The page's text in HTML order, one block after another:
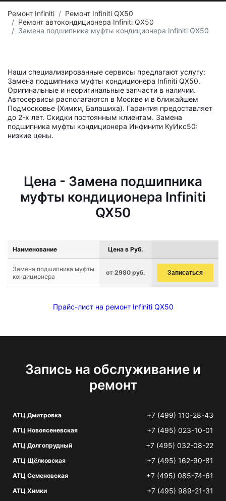
Ремонт Infiniti
Ремонт Infiniti QX50
Ремонт автокондиционера Infiniti QX50
Замена подшипника муфты кондиционера Infiniti QX50
Наши специализированные сервисы предлагают услугу:
Замена подшипника муфты кондиционера Infiniti QX50.
Оригинальные и неоригинальные запчасти в наличии.
Автосервисы располагаются в Москве и в ближайшем
Подмосковье (Химки, Балашиха). Гарантия предоставляет
до 2-х лет. Скидки постоянным клиентам. Замена
подшипника муфты кондиционера Инфинити КуИкс50:
низкие цены.
Цена - Замена подшипника
муфты кондиционера Infiniti
QX50
Наименование Цена в Руб.
Замена подшипника муфты
кондиционера
от 2980 руб. Записаться
Прайс-лист на ремонт Infiniti QX50
Запись на обслуживание и
ремонт
АТЦ Дмитровка +7 (499) 110-28-43
АТЦ Новоясеневская +7 (495) 023-10-01
АТЦ Долгопрудный +7 (495) 032-08-22
АТЦ Щёлковская +7 (495) 162-90-81
АТЦ Семеновская +7 (495) 085-74-61
АТЦ Химки +7 (495) 989-21-31